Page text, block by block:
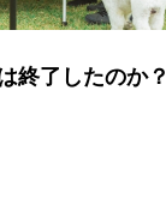
終了したのか？